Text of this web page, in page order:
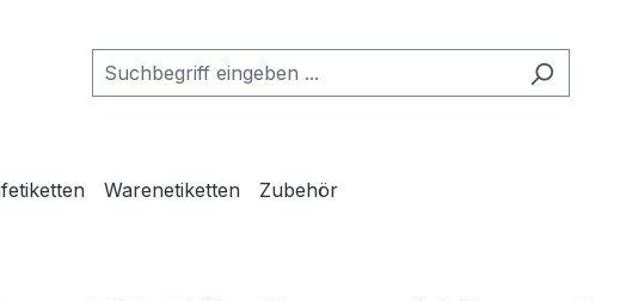
Warenetiketten Zubehör